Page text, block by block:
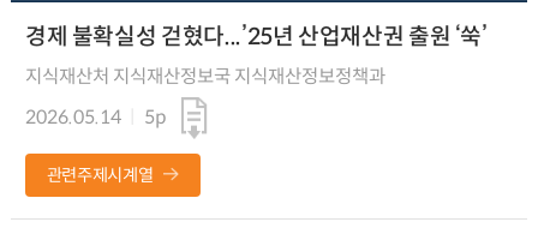
경제 불확실성 걷혔다...’25년 산업재산권 출원 ‘쑥’
지식재산처 지식재산정보국 지식재산정보정책과
2026.05.14
5p
관련주제시계열